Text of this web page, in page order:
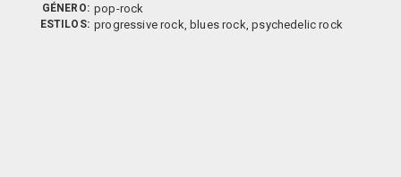
GÉNERO: pop-rock
ESTILOS: progressive rock, blues rock, psychedelic rock